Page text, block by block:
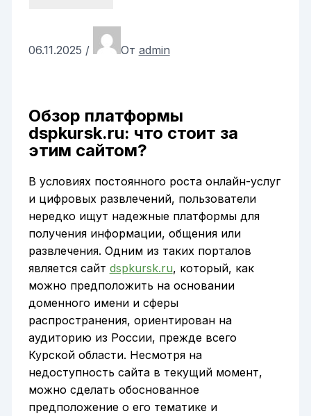
06.11.2025 / От admin
Обзор платформы
dspkursk.ru: что стоит за
этим сайтом?
В условиях постоянного роста онлайн-услуг
и цифровых развлечений, пользователи
нередко ищут надежные платформы для
получения информации, общения или
развлечения. Одним из таких порталов
является сайт dspkursk.ru, который, как
можно предположить на основании
доменного имени и сферы
распространения, ориентирован на
аудиторию из России, прежде всего
Курской области. Несмотря на
недоступность сайта в текущий момент,
можно сделать обоснованное
предположение о его тематике и